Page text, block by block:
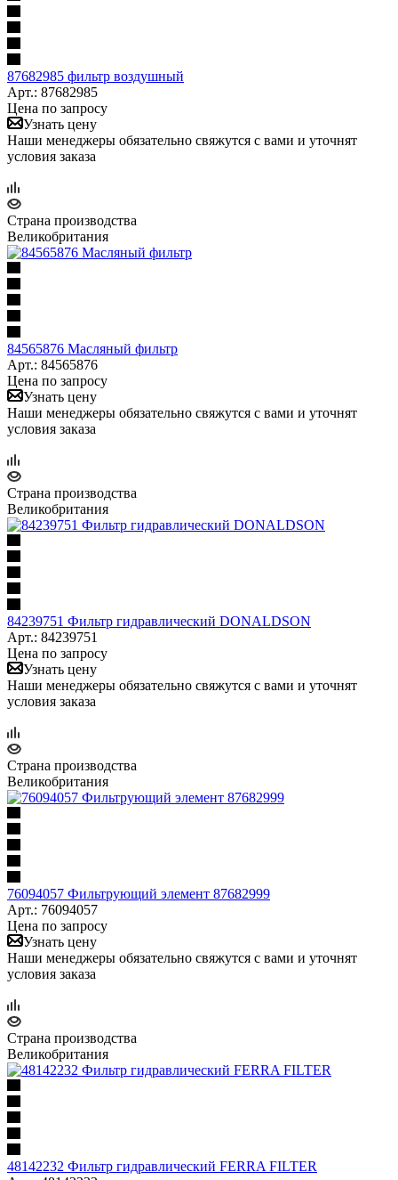
87682985 фильтр воздушный
Арт.: 87682985
Цена по запросу
Узнать цену
Наши менеджеры обязательно свяжутся с вами и уточнят
условия заказа
Страна производства
Великобритания
84565876 Масляный фильтр
Арт.: 84565876
Цена по запросу
Узнать цену
Наши менеджеры обязательно свяжутся с вами и уточнят
условия заказа
Страна производства
Великобритания
84239751 Фильтр гидравлический DONALDSON
Арт.: 84239751
Цена по запросу
Узнать цену
Наши менеджеры обязательно свяжутся с вами и уточнят
условия заказа
Страна производства
Великобритания
76094057 Фильтрующий элемент 87682999
Арт.: 76094057
Цена по запросу
Узнать цену
Наши менеджеры обязательно свяжутся с вами и уточнят
условия заказа
Страна производства
Великобритания
48142232 Фильтр гидравлический FERRA FILTER